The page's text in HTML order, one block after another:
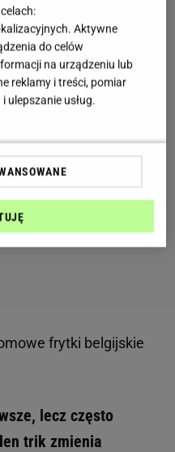
frytki belgijskie
lecz często
trik zmienia
Aktywne
do celów
na urządzeniu lub
reklamy i treści, pomiar
ulepszanie usług.